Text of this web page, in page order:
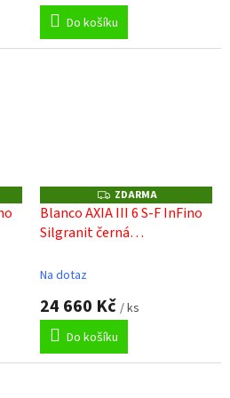
Do košíku
Z
D
A
R
ZDARMA
Blanco AXIA III 6 S-F InFino
Silgranit černá
exc.
Na dotaz
24 660 Kč / ks
Do košíku